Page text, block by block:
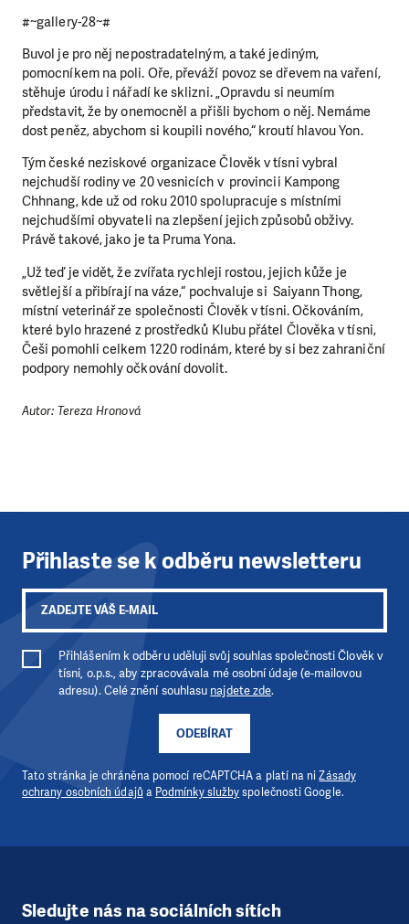
#~gallery-28~#
Buvol je pro něj nepostradatelným, a také jediným,
pomocníkem na poli. Oře, převáží povoz se dřevem na vaření,
stěhuje úrodu i nářadí ke sklizni. „Opravdu si neumím
představit, že by onemocněl a přišli bychom o něj. Nemáme
dost peněz, abychom si koupili nového,“ kroutí hlavou Yon.
Tým české neziskové organizace Člověk v tísni vybral
nejchudší rodiny ve 20 vesnicích v provincii Kampong
Chhnang, kde už od roku 2010 spolupracuje s místními
nejchudšími obyvateli na zlepšení jejich způsobů obživy.
Právě takové, jako je ta Pruma Yona.
„Už teď je vidět, že zvířata rychleji rostou, jejich kůže je
světlejší a přibírají na váze,“ pochvaluje si Saiyann Thong,
místní veterinář ze společnosti Člověk v tísni. Očkováním,
které bylo hrazené z prostředků Klubu přátel Člověka v tísni,
Češi pomohli celkem 1220 rodinám, které by si bez zahraniční
podpory nemohly očkování dovolit.
Autor: Tereza Hronová
LÍBÍ SE VÁM, CO DĚLÁME?
PODPOŘTE NÁS!
Abychom mohli pomáhat smysluplně, neobejdeme se
bez Vaší podpory. Ať už se nám rozhodnete pomoci
jedním darem nebo se stanete pravidelným dárcem
Klubu přátel, Vaše dary nám umožní pomoci vždy tam,
kde je to nejvíce potřeba.
DAROVAT DAROVAT PRAVIDELNĚ
Přihlaste se k odběru newsletteru
ODEBÍRAT
Přihlášením k odběru uděluji svůj souhlas společnosti Člověk v
tísni, o.p.s., aby zpracovávala mé osobní údaje (e-mailovou
adresu). Celé znění souhlasu najdete zde.
Tato stránka je chráněna pomocí reCAPTCHA a platí na niZásady
ochrany osobních údajů a Podmínky službyspolečnosti Google.
Sledujte nás na sociálních sítích